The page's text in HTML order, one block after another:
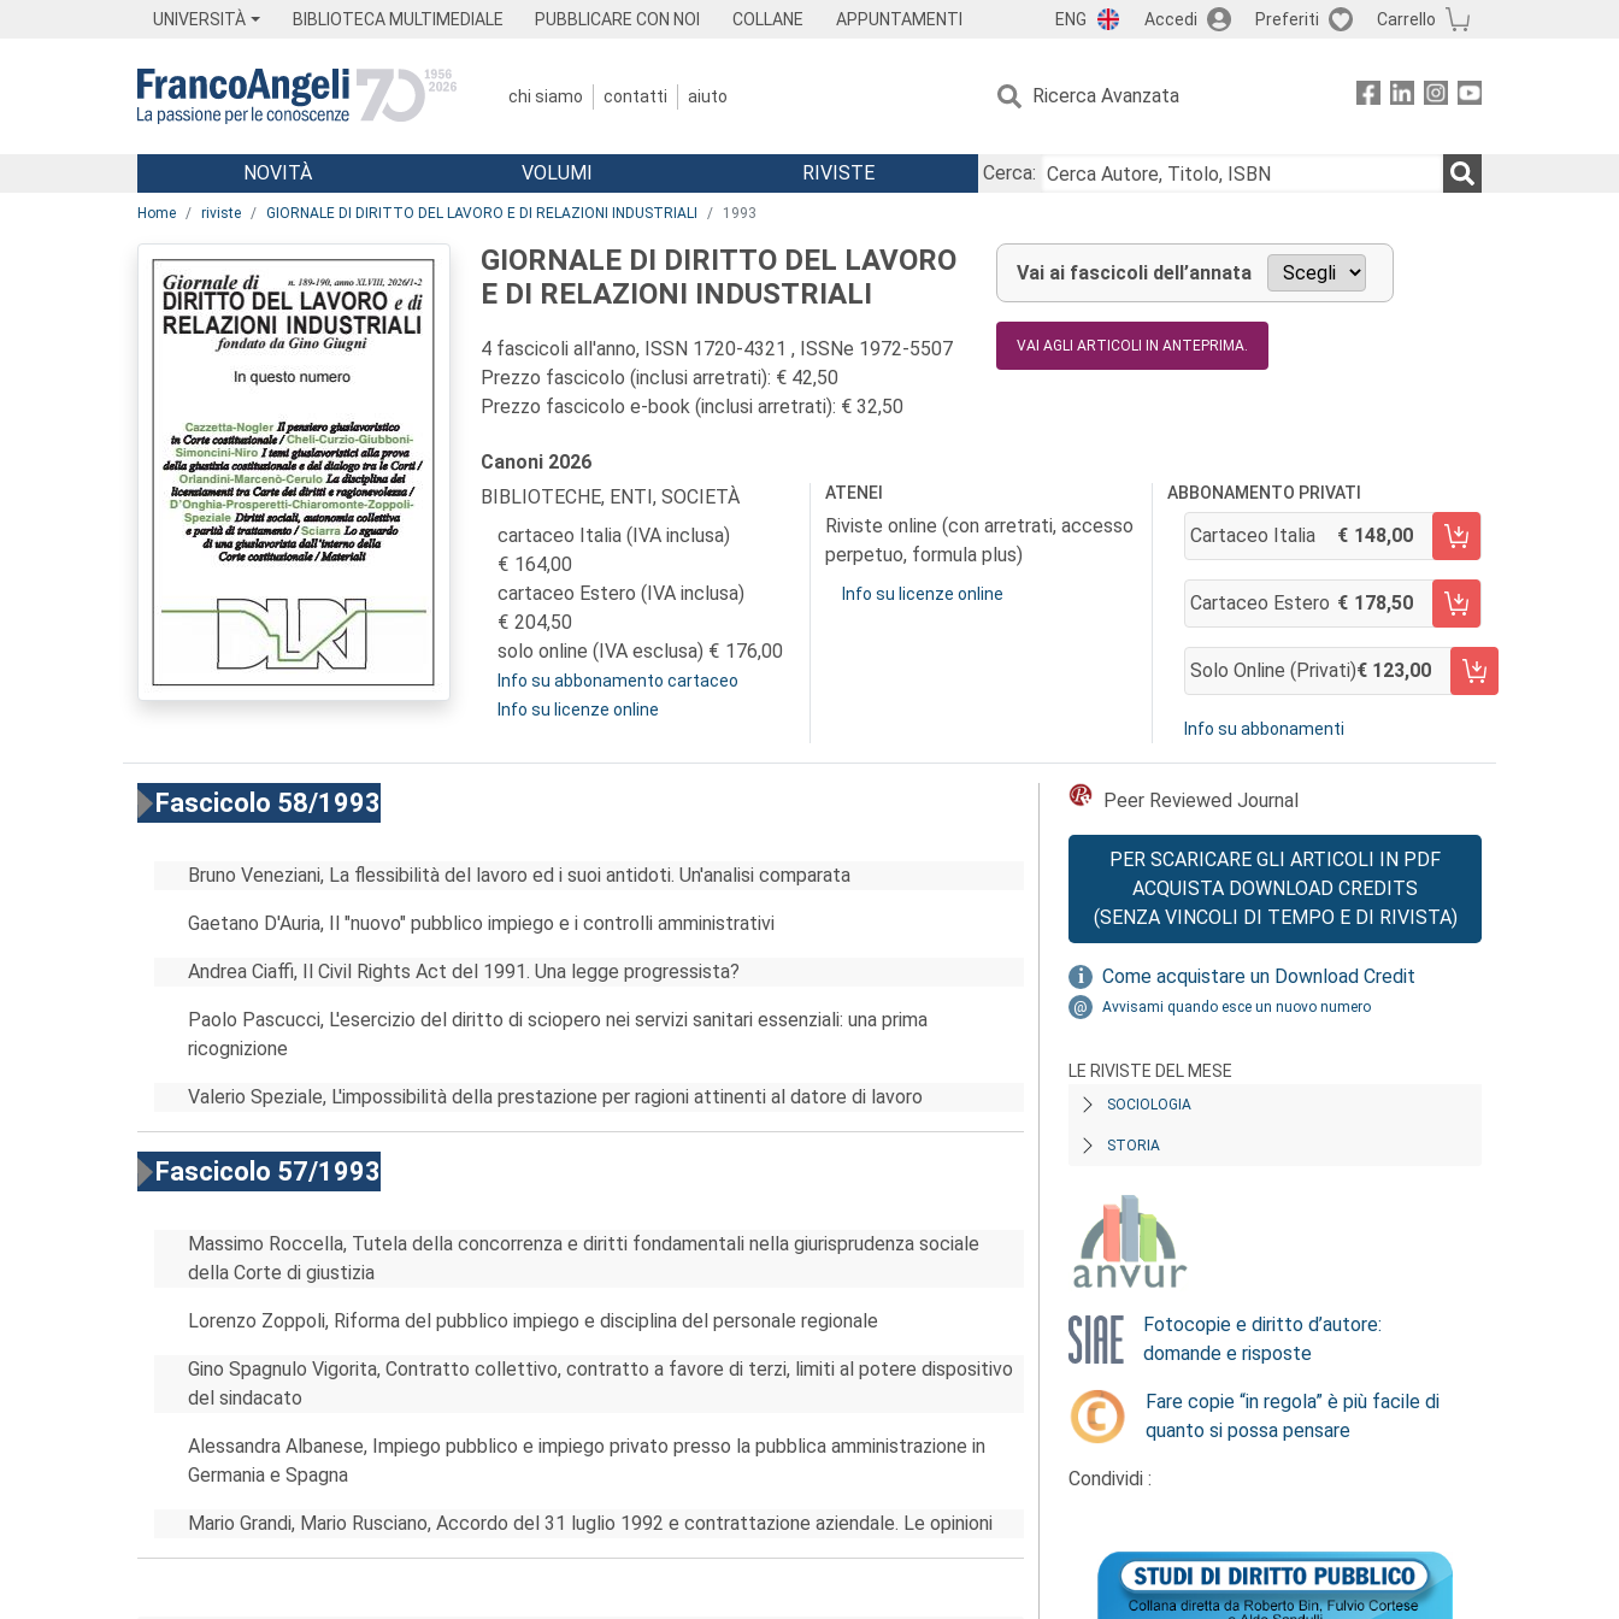
UNIVERSITÀ BIBLIOTECA MULTIMEDIALE PUBBLICARE CON NOI COLLANE APPUNTAMENTI ENG Accedi Preferiti Carrello
chi siamo contatti aiuto Ricerca Avanzata
Menu
NOVITÀ VOLUMI RIVISTE
Cerca:
Home riviste GIORNALE DI DIRITTO DEL LAVORO E DI RELAZIONI INDUSTRIALI 1993
GIORNALE DI DIRITTO DEL LAVORO
E DI RELAZIONI INDUSTRIALI
4 fascicoli all'anno, ISSN 1720-4321 , ISSNe 1972-5507
Prezzo fascicolo (inclusi arretrati): € 42,50
Prezzo fascicolo e-book (inclusi arretrati): € 32,50
Vai ai fascicoli dell’annata
VAI AGLI ARTICOLI IN ANTEPRIMA.
Canoni 2026
BIBLIOTECHE, ENTI, SOCIETÀ
cartaceo Italia (IVA inclusa)
164,00
cartaceo Estero (IVA inclusa)
204,50
solo online (IVA esclusa)
176,00
Info su abbonamento cartaceo
Info su licenze online
ATENEI
Riviste online (con arretrati, accesso
perpetuo, formula plus)
Info su licenze online
ABBONAMENTO PRIVATI
Cartaceo Italia 148,00
AGGIUNGI AL CARRELLO
Cartaceo Estero 178,50
AGGIUNGI AL CARRELLO
Solo Online (privati) 123,00
AGGIUNGI AL CARRELLO
Info su abbonamenti
Fascicolo 58/1993
Bruno Veneziani, La flessibilità del lavoro ed i suoi antidoti. Un'analisi comparata
Gaetano D'Auria, Il "nuovo" pubblico impiego e i controlli amministrativi
Andrea Ciaffi, Il Civil Rights Act del 1991. Una legge progressista?
Paolo Pascucci, L'esercizio del diritto di sciopero nei servizi sanitari essenziali: una prima
ricognizione
Valerio Speziale, L'impossibilità della prestazione per ragioni attinenti al datore di lavoro
Fascicolo 57/1993
Massimo Roccella, Tutela della concorrenza e diritti fondamentali nella giurisprudenza sociale
della Corte di giustizia
Lorenzo Zoppoli, Riforma del pubblico impiego e disciplina del personale regionale
Gino Spagnulo Vigorita, Contratto collettivo, contratto a favore di terzi, limiti al potere dispositivo
del sindacato
Alessandra Albanese, Impiego pubblico e impiego privato presso la pubblica amministrazione in
Germania e Spagna
Mario Grandi, Mario Rusciano, Accordo del 31 luglio 1992 e contrattazione aziendale. Le opinioni
Peer Reviewed Journal
PER SCARICARE GLI ARTICOLI IN PDF
ACQUISTA DOWNLOAD CREDITS
(SENZA VINCOLI DI TEMPO E DI RIVISTA)
Come acquistare un Download Credit
Avvisami quando esce un nuovo numero
LE RIVISTE DEL MESE
SOCIOLOGIA
STORIA
Fotocopie e diritto d’autore:
domande e risposte
Fare copie “in regola” è più facile di
quanto si possa pensare
Condividi :